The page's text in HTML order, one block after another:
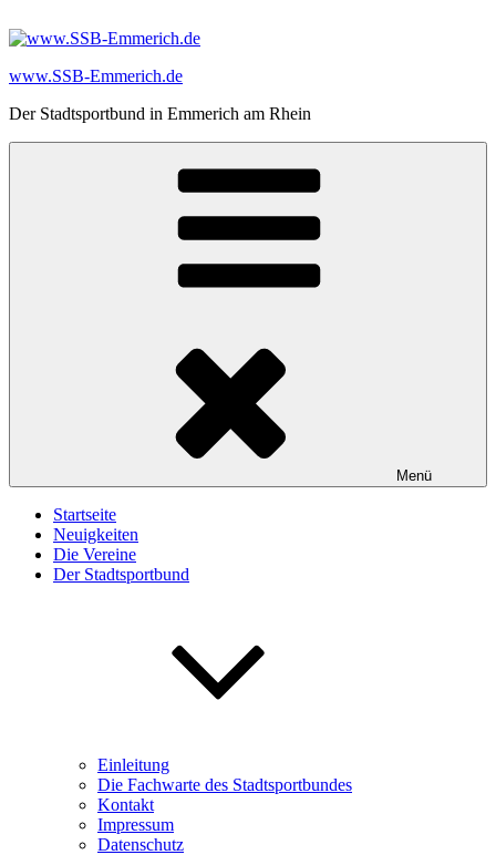
Inhalt
www.SSB-Emmerich.de
Der Stadtsportbund in Emmerich am Rhein
Menü
Startseite
Neuigkeiten
Die Vereine
Der Stadtsportbund
Einleitung
Die Fachwarte des Stadtsportbundes
Kontakt
Impressum
Datenschutz